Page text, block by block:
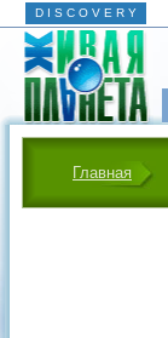
D I S C O V E R Y
Главная